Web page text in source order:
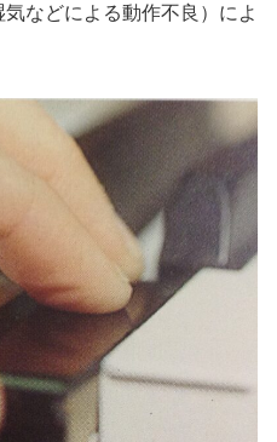
などによる動作不良）によ